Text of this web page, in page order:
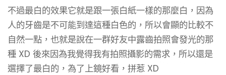
不過最白的效果它就是跟一張白紙一樣的那麼白，因為
人的牙齒是不可能到達這種白色的，所以會顯的比較不
自然一點，也就是說在一群好友中露齒拍照會發光的那
種 XD 後來因為我覺得我有拍照攝影的需求，所以還是
選擇了最白的，為了上鏡好看，拼惹 XD